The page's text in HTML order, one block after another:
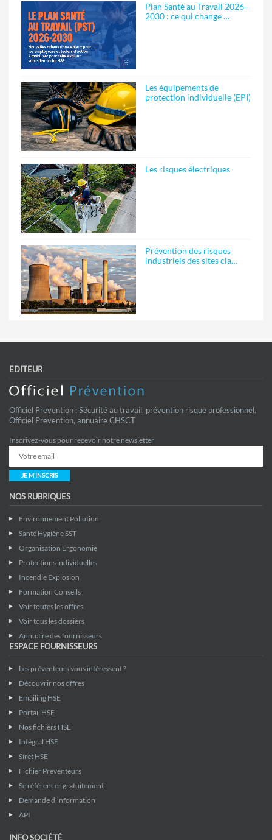
Plan Santé au Travail 2026-
2030 : ce qui change …
Les équipements de
protection individuelle (EPI)
Les risques électriques
Prévention des risques
industriels des sites cla…
EDITEUR
Officiel Prevention : Sécurité au travail, prévention risque professionnel.
Officiel Prevention, annuaire CHSCT
Inscrivez-vous pour recevoir notre newsletter
JE M'INSCRIS
NOS RUBRIQUES
Environnement Pollution
Santé Hygiène SST
Organisation Ergonomie
Protections individuelles
Incendie Explosion
Formation Conseils
Voir toutes les offres
Voir tous les dossiers
Annuaire des fournisseurs
ESPACE FOURNISSEURS
Les préventeurs vous intéressent ?
Découvrir nos offres
Emailing HSE
Portail HSE
Nos fichiers HSE
Intégral HSE
Siret HSE
Fichier Preventeurs
Se référencer gratuitement
Demande d'information
API
INFO SOCIÉTÉ